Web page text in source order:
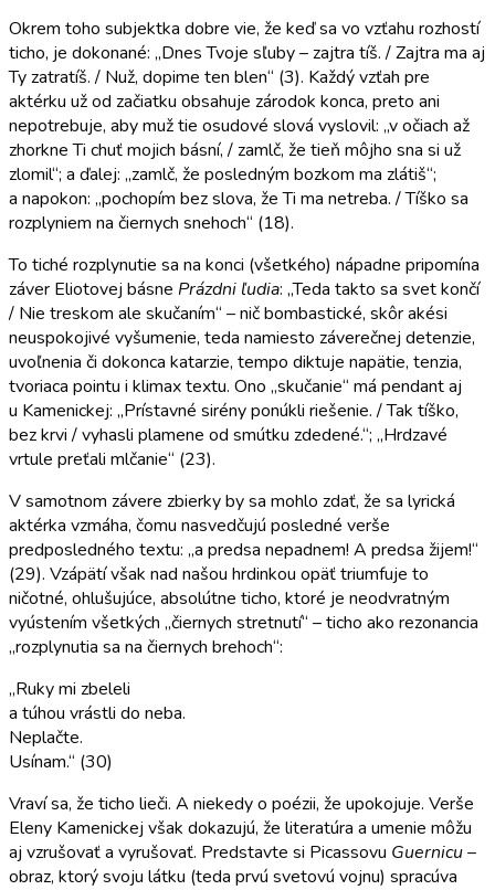
Okrem toho subjektka dobre vie, že keď sa vo vzťahu rozhostí
ticho, je dokonané: „Dnes Tvoje sľuby – zajtra tíš. / Zajtra ma aj
Ty zatratíš. / Nuž, dopime ten blen“ (3). Každý vzťah pre
aktérku už od začiatku obsahuje zárodok konca, preto ani
nepotrebuje, aby muž tie osudové slová vyslovil: „v očiach až
zhorkne Ti chuť mojich básní, / zamlč, že tieň môjho sna si už
zlomil“; a ďalej: „zamlč, že posledným bozkom ma zlátiš“;
a napokon: „pochopím bez slova, že Ti ma netreba. / Tíško sa
rozplyniem na čiernych snehoch“ (18).
To tiché rozplynutie sa na konci (všetkého) nápadne pripomína
záver Eliotovej básne Prázdni ľudia: „Teda takto sa svet končí
/ Nie treskom ale skučaním“ – nič bombastické, skôr akési
neuspokojivé vyšumenie, teda namiesto záverečnej detenzie,
uvoľnenia či dokonca katarzie, tempo diktuje napätie, tenzia,
tvoriaca pointu i klimax textu. Ono „skučanie“ má pendant aj
u Kamenickej: „Prístavné sirény ponúkli riešenie. / Tak tíško,
bez krvi / vyhasli plamene od smútku zdedené.“; „Hrdzavé
vrtule preťali mlčanie“ (23).
V samotnom závere zbierky by sa mohlo zdať, že sa lyrická
aktérka vzmáha, čomu nasvedčujú posledné verše
predposledného textu: „a predsa nepadnem! A predsa žijem!“
(29). Vzápätí však nad našou hrdinkou opäť triumfuje to
ničotné, ohlušujúce, absolútne ticho, ktoré je neodvratným
vyústením všetkých „čiernych stretnutí“ – ticho ako rezonancia
„rozplynutia sa na čiernych brehoch“:
„Ruky mi zbeleli
a túhou vrástli do neba.
Neplačte.
Usínam.“ (30)
Vraví sa, že ticho lieči. A niekedy o poézii, že upokojuje. Verše
Eleny Kamenickej však dokazujú, že literatúra a umenie môžu
aj vzrušovať a vyrušovať. Predstavte si Picassovu Guernicu–
obraz, ktorý svoju látku (teda prvú svetovú vojnu) spracúva